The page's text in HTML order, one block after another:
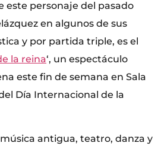
este personaje del pasado
en algunos de sus
y por partida triple, es el
la reina‘, un espectáculo
este fin de semana en Sala
Día Internacional de la
antigua, teatro, danza y